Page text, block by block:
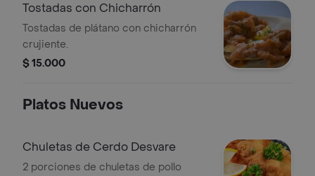
Tostadas con Chicharrón
Tostadas de plátano con chicharrón
crujiente.
$ 15.000
Platos Nuevos
Chuletas de Cerdo Desvare
2 porciones de chuletas de pollo